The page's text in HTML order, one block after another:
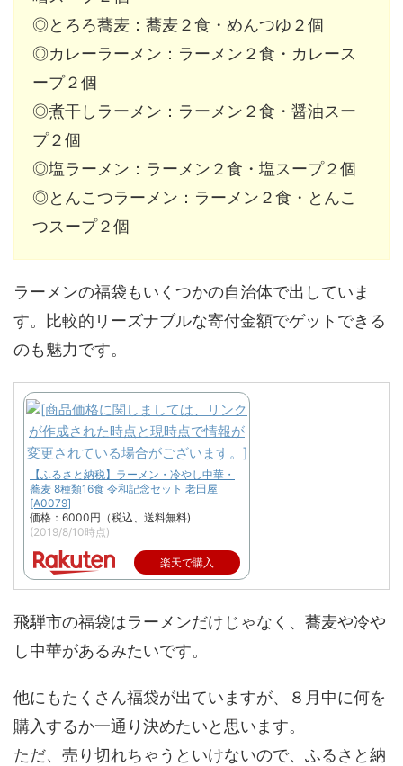
◎とろろ蕎麦：蕎麦２食・めんつゆ２個
◎カレーラーメン：ラーメン２食・カレース
ープ２個
◎煮干しラーメン：ラーメン２食・醤油スー
プ２個
◎塩ラーメン：ラーメン２食・塩スープ２個
◎とんこつラーメン：ラーメン２食・とんこ
つスープ２個
ラーメンの福袋もいくつかの自治体で出していま
す。比較的リーズナブルな寄付金額でゲットできる
のも魅力です。
【ふるさと納税】ラーメン・冷やし中華・
蕎麦 8種類16食 令和記念セット 老田屋
[A0079]
価格：6000円（税込、送料無料)
(2019/8/10時点)
楽天で購入
飛騨市の福袋はラーメンだけじゃなく、蕎麦や冷や
し中華があるみたいです。
他にもたくさん福袋が出ていますが、８月中に何を
購入するか一通り決めたいと思います。
ただ、売り切れちゃうといけないので、ふるさと納